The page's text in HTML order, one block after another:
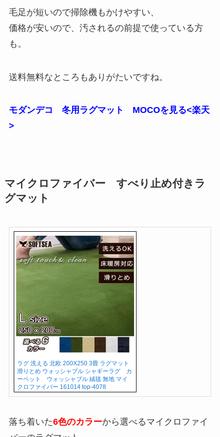
毛足が短いので掃除機もかけやすい、
価格が安いので、汚されるの前提で使っている方
も。
送料無料なところもありがたいですね。
モダンデコ 冬用ラグマット MOCOを見る<楽天
>
マイクロファイバー すべり止め付きラ
グマット
ラグ 洗える 北欧 200X250 3畳 ラグマット
滑りとめ ウォッシャブル シャギーラグ カ
ーペット ウォッシャブル 絨毯 無地 マイ
クロファイバー 161014 top-4078
落ち着いた6色のカラーから選べるマイクロファイ